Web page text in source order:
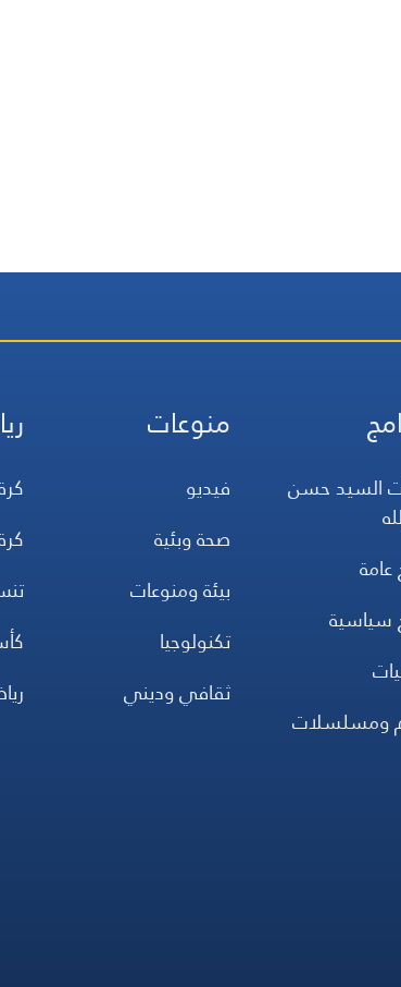
السيد حسن
عامة
سياسية
ومسلسلات
منوعات
فيديو
صحة وبئية
بيئة ومنوعات
تكنولوجيا
ثقافي وديني